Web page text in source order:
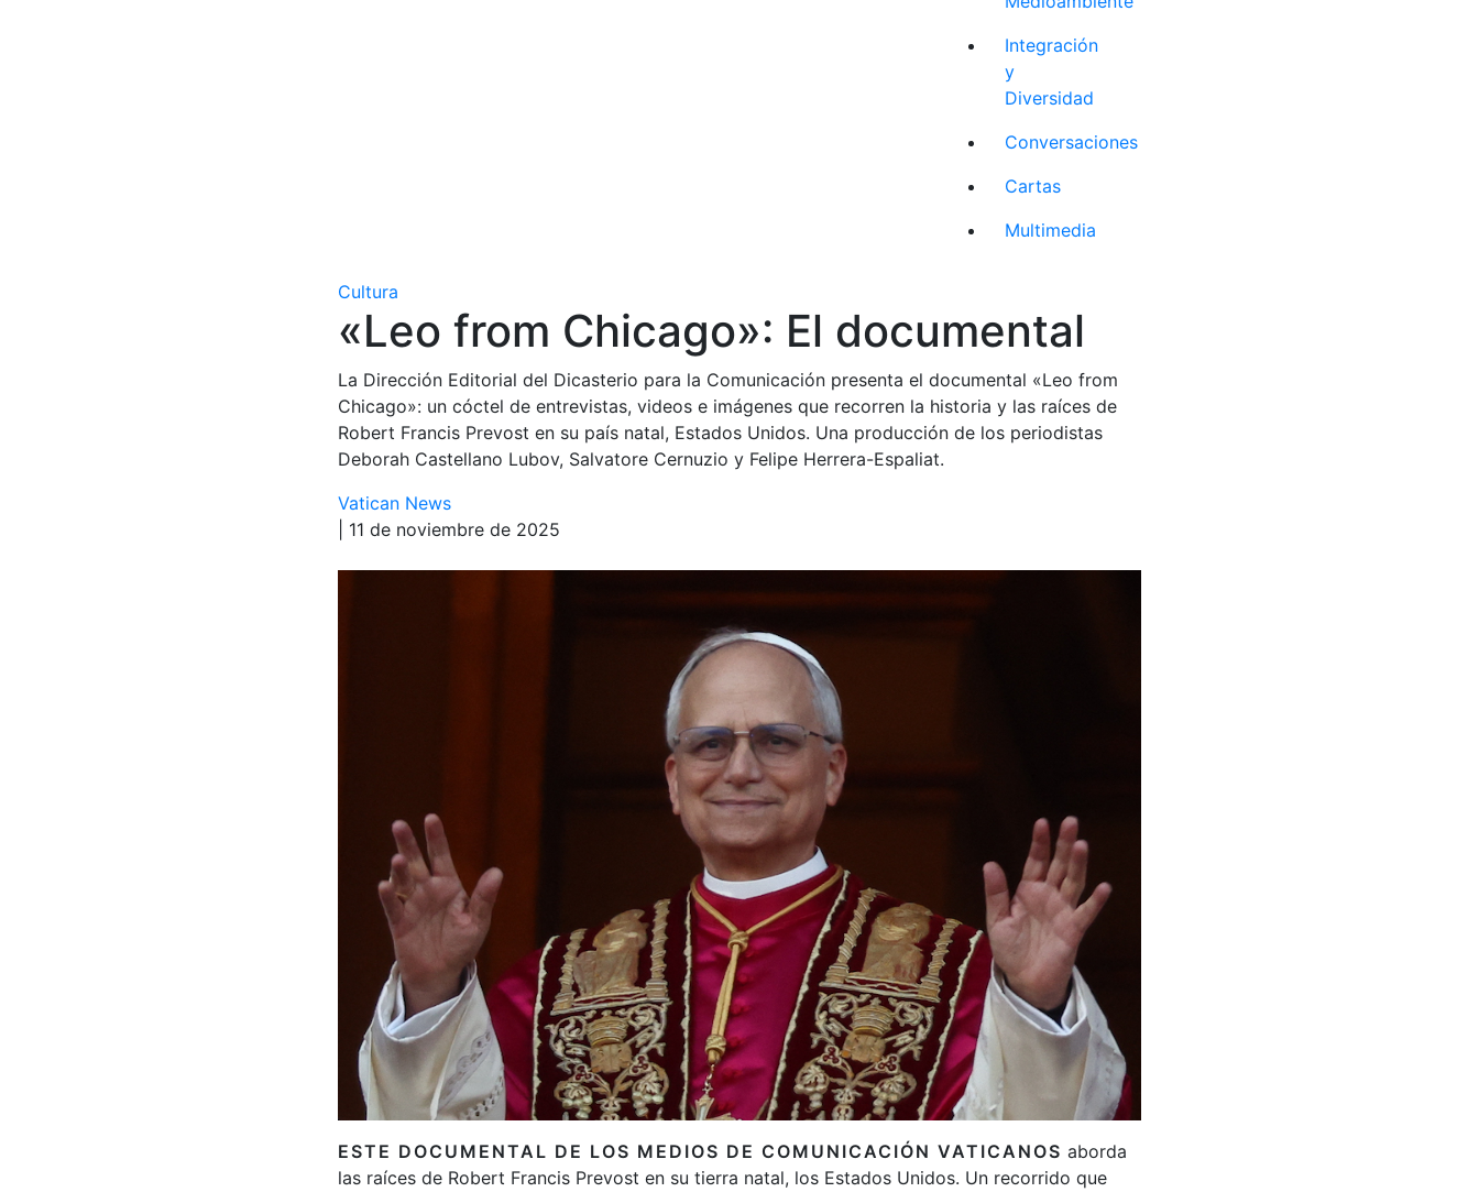
Integración
y
Diversidad
Conversaciones
Cartas
Multimedia
Cultura
«Leo from Chicago»: El documental
La Dirección Editorial del Dicasterio para la Comunicación presenta el documental «Leo from
Chicago»: un cóctel de entrevistas, videos e imágenes que recorren la historia y las raíces de
Robert Francis Prevost en su país natal, Estados Unidos. Una producción de los periodistas
Deborah Castellano Lubov, Salvatore Cernuzio y Felipe Herrera-Espaliat.
Vatican News
| 11 de noviembre de 2025
ESTE DOCUMENTAL DE LOS MEDIOS DE COMUNICACIÓN VATICANOS aborda
las raíces de Robert Francis Prevost en su tierra natal, los Estados Unidos. Un recorrido que